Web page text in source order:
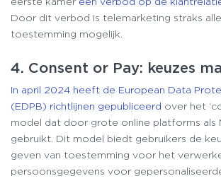
Door dit verbod is telemarketing straks
toestemming mogelijk.
4. Consent or Pay: keuzes
In april 2024 heeft de European Data
(EDPB) richtlijnen gepubliceerd over het
model dat door grote online platforms als
gebruikt. Dit model biedt gebruikers de
geven van toestemming voor het
persoonsgegevens voor